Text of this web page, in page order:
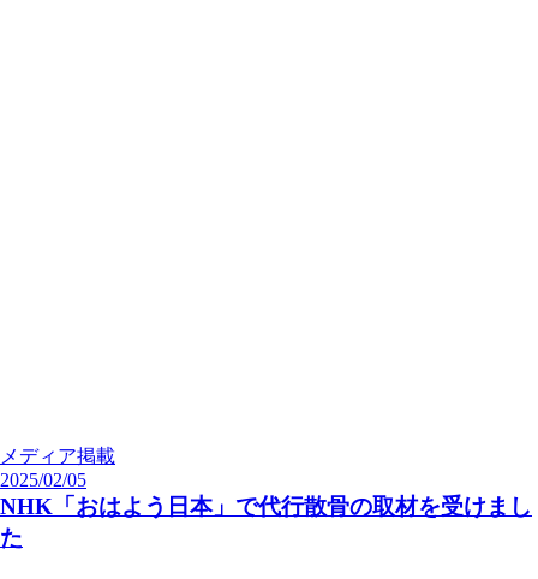
メディア掲載
2025/02/05
NHK「おはよう日本」で代行散骨の取材を受けまし
た